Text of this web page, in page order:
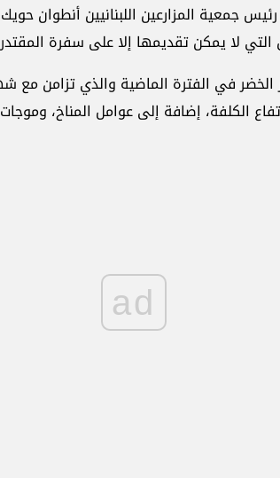
جمعية المزارعين اللبنانيين أنطوان
لا يمكن تقديمها إلا على سفرة
في الفترة الماضية والذي تزامن مع
الكلفة، إضافة إلى عوامل المناخ،
ad